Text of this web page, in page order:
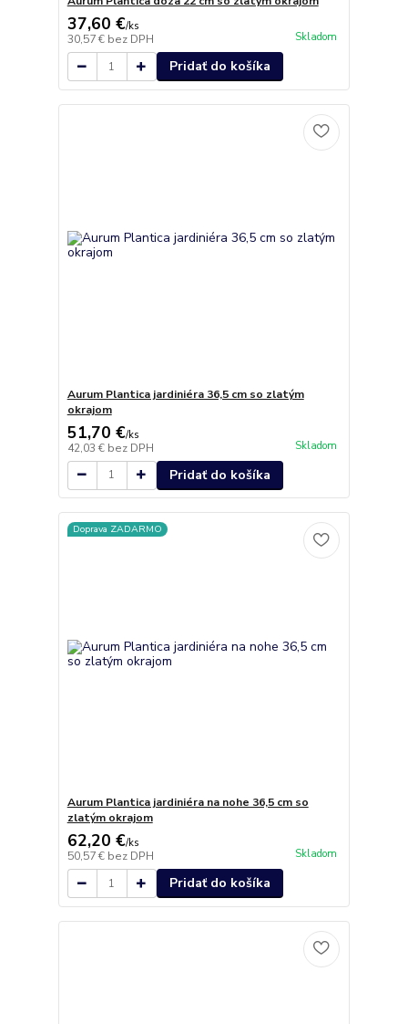
37,60 €/ks
30,57 € bez DPH Skladom
Pridať do košíka
Aurum Plantica jardiniéra 36,5 cm so zlatým
okrajom
51,70 €/ks
42,03 € bez DPH Skladom
Pridať do košíka
Doprava ZADARMO
Aurum Plantica jardiniéra na nohe 36,5 cm so
zlatým okrajom
62,20 €/ks
50,57 € bez DPH Skladom
Pridať do košíka